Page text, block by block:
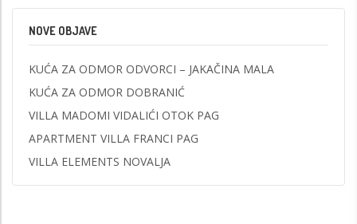
NOVE OBJAVE
KUĆA ZA ODMOR ODVORCI – JAKAČINA MALA
KUĆA ZA ODMOR DOBRANIĆ
VILLA MADOMI VIDALIĆI OTOK PAG
APARTMENT VILLA FRANCI PAG
VILLA ELEMENTS NOVALJA